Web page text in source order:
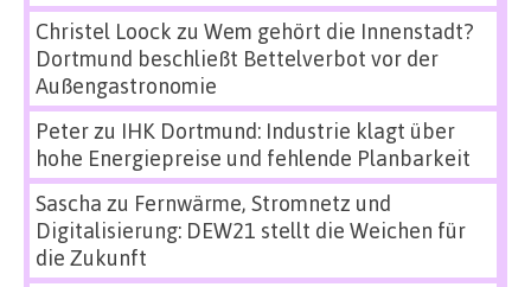
Christel Loock zu Wem gehört die Innenstadt?
Dortmund beschließt Bettelverbot vor der
Außengastronomie
Peterzu IHK Dortmund: Industrie klagt über
hohe Energiepreise und fehlende Planbarkeit
Sascha zu Fernwärme, Stromnetz und
Digitalisierung: DEW21 stellt die Weichen für
die Zukunft